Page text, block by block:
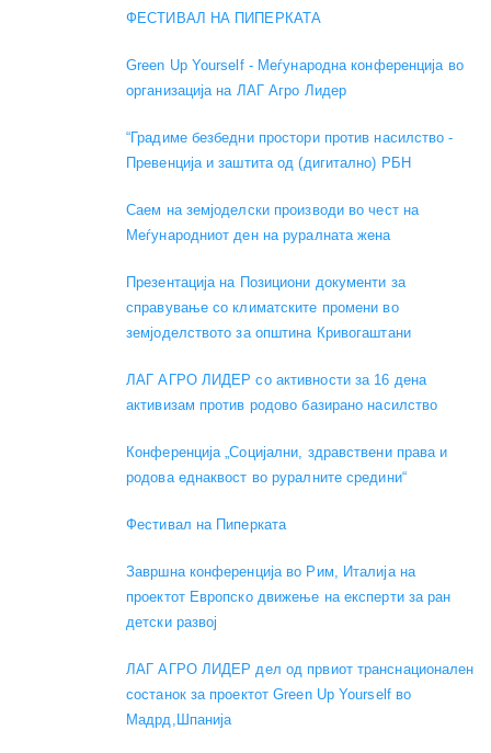
ФЕСТИВАЛ НА ПИПЕРКАТА
Green Up Yourself - Меѓународна конференција во
организација на ЛАГ Агро Лидер
“Градиме безбедни простори против насилство -
Превенција и заштита од (дигитално) РБН
Саем на земјоделски производи во чест на
Меѓународниот ден на руралната жена
Презентација на Позициони документи за
справување со климатските промени во
земјоделството за општина Кривогаштани
ЛАГ АГРО ЛИДЕР со активности за 16 дена
активизам против родово базирано насилство
Конференција „Социјални, здравствени права и
родова еднаквост во руралните средини“
Фестивал на Пиперката
Завршна конференција во Рим, Италија на
проектот Европско движење на експерти за ран
детски развој
ЛАГ АГРО ЛИДЕР дел од првиот транснационален
состанок за проектот Green Up Yourself во
Мадрд,Шпанија